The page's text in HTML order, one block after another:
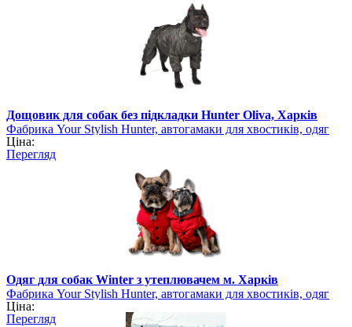
Дощовик для собак без підкладки Hunter Oliva, Харків
Фабрика Your Stylish Hunter, автогамаки для хвостиків, одяг
для собак
Ціна:
Перегляд
Одяг для собак Winter з утеплювачем м. Харків
Фабрика Your Stylish Hunter, автогамаки для хвостиків, одяг
для собак
Ціна:
Перегляд